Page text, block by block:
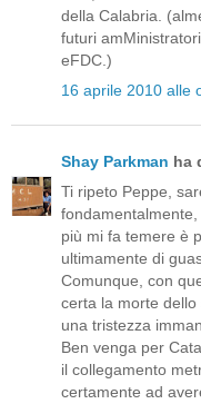
della Calabria.
futuri
eFDC.)
16 aprile 2010 alle
Shay Parkman ha
Ti ripeto Peppe,
più mi fa temere è
ultimamente di
Comunque, con
certa la morte
una tristezza
Ben venga per
il collegamento
certamente ad